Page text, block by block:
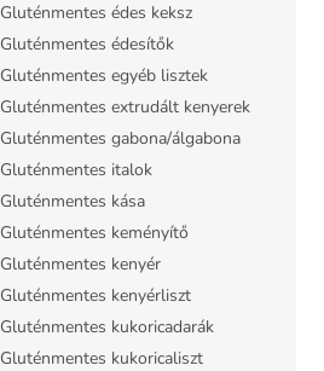
Gluténmentes édes keksz
Gluténmentes édesítők
Gluténmentes egyéb lisztek
Gluténmentes extrudált kenyerek
Gluténmentes gabona/álgabona
Gluténmentes italok
Gluténmentes kása
Gluténmentes keményítő
Gluténmentes kenyér
Gluténmentes kenyérliszt
Gluténmentes kukoricadarák
Gluténmentes kukoricaliszt